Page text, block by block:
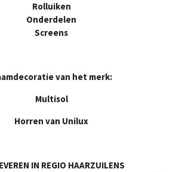
Rolluiken
Onderdelen
Screens
van het merk:
Multisol
Horren van Unilux
IN REGIO HAARZUILENS